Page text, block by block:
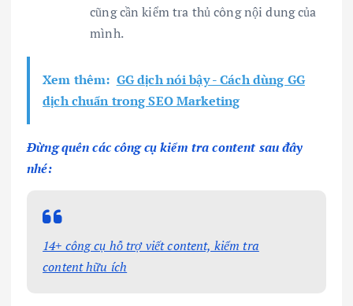
cũng cần kiểm tra thủ công nội dung của
mình.
Xem thêm: GG dịch nói bậy - Cách dùng GG
dịch chuẩn trong SEO Marketing
Đừng quên các công cụ kiểm tra content sau đây
nhé:
14+ công cụ hỗ trợ viết content, kiểm tra
content hữu ích